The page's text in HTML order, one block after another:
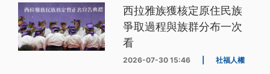
西拉雅族獲核定原住民族
爭取過程與族群分布一次
看
2026-07-30 15:46 社福人權